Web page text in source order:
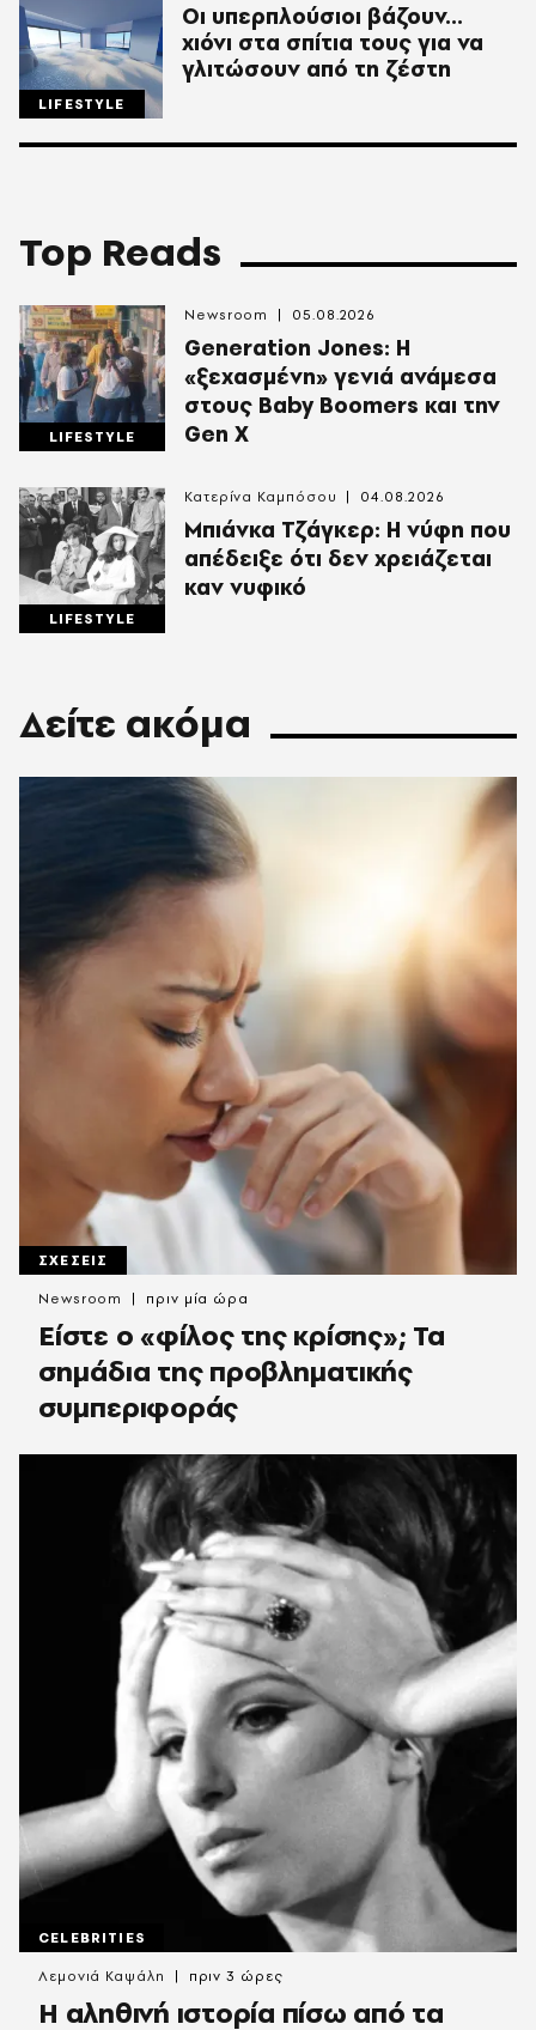
LIFESTYLE
Οι υπερπλούσιοι βάζουν...
χιόνι στα σπίτια τους για να
γλιτώσουν από τη ζέστη
Top Reads
LIFESTYLE
Generation Jones: Η
«ξεχασμένη» γενιά ανάμεσα
στους Baby Boomers και την
Gen X
Newsroom 05.08.2026
LIFESTYLE
Mπιάνκα Τζάγκερ: Η νύφη που
απέδειξε ότι δεν χρειάζεται
καν νυφικό
Κατερίνα Καμπόσου 04.08.2026
Δείτε ακόμα
ΣΧΕΣΕΙΣ
Είστε ο «φίλος της κρίσης»; Τα
σημάδια της προβληματικής
συμπεριφοράς
Newsroom πριν μία ώρα
CELEBRITIES
Η αληθινή ιστορία πίσω από τα
Λεμονιά Καψάλη πριν 3 ώρες